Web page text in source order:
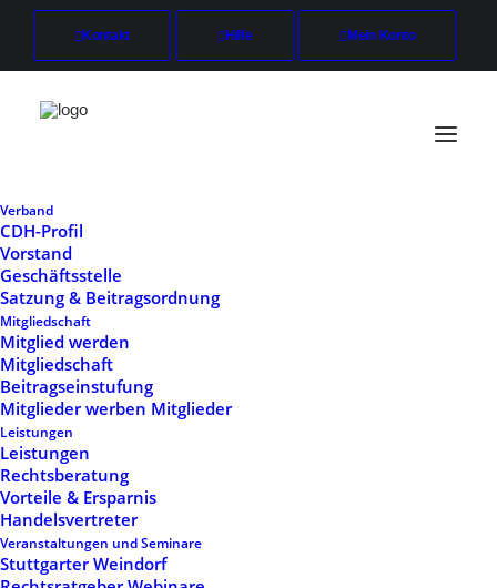
Kontakt Hilfe Mein Konto
Verband
CDH-Profil
Vorstand
Geschäftsstelle
Satzung & Beitragsordnung
Mitgliedschaft
Mitglied werden
Mitgliedschaft
Beitragseinstufung
Mitglieder werben Mitglieder
Leistungen
Leistungen
Rechtsberatung
Vorteile & Ersparnis
Handelsvertreter
Veranstaltungen und Seminare
Stuttgarter Weindorf
Mitgliedschaft
Start